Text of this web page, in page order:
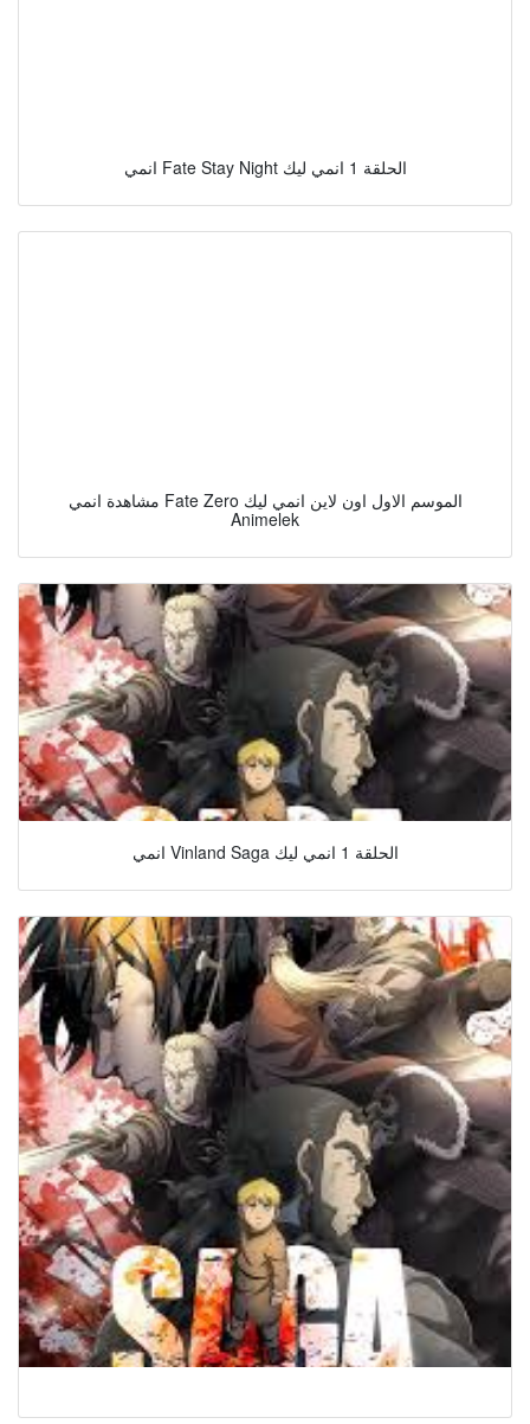
انمي Fate Stay Night الحلقة 1 انمي ليك
مشاهدة انمي Fate Zero الموسم الاول اون لاين انمي ليك
Animelek
انمي Vinland Saga الحلقة 1 انمي ليك